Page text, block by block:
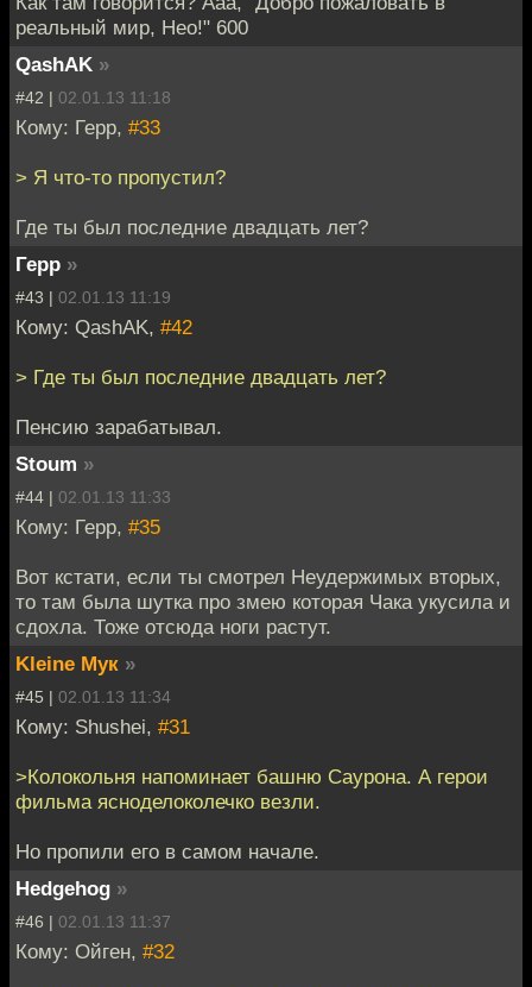
реальный мир, Нео!" 600
QashAK »
#42 | 02.01.13 11:18
Кому: Герр, #33
> Я что-то пропустил?
Где ты был последние двадцать лет?
Герр »
#43 | 02.01.13 11:19
Кому: QashAK, #42
> Где ты был последние двадцать лет?
Пенсию зарабатывал.
Stoum »
#44 | 02.01.13 11:33
Кому: Герр, #35
Вот кстати, если ты смотрел Неудержимых вторых,
то там была шутка про змею которая Чака укусила и
сдохла. Тоже отсюда ноги растут.
Kleine Мук »
#45 | 02.01.13 11:34
Кому: Shushei, #31
>Колокольня напоминает башню Саурона. А герои
фильма ясноделоколечко везли.
Но пропили его в самом начале.
Hedgehog »
#46 | 02.01.13 11:37
Кому: Ойген, #32